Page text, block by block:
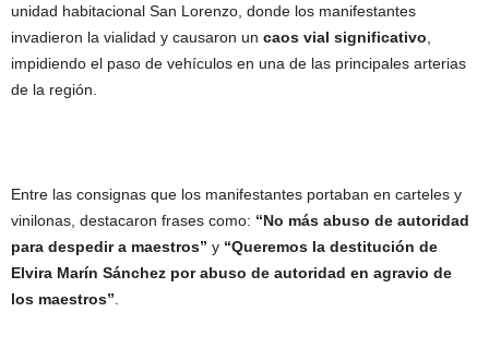
unidad habitacional San Lorenzo, donde los manifestantes
invadieron la vialidad y causaron un caos vial significativo
impidiendo el paso de vehículos en una de las principales arterias
de la región.
Entre las consignas que los manifestantes portaban en carteles y
vinilonas, destacaron frases como: “No más abuso de autoridad
para despedir a maestros” y “Queremos la destitución de
Elvira Marín Sánchez por abuso de autoridad en agravio de
los maestros”